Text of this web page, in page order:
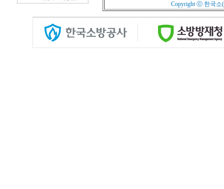
Copyright ⓒ 한국소